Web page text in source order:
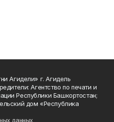
Агидели» г. Агидель
Агентство по печати и
Республики Башкортостан;
дом «Республика
данных